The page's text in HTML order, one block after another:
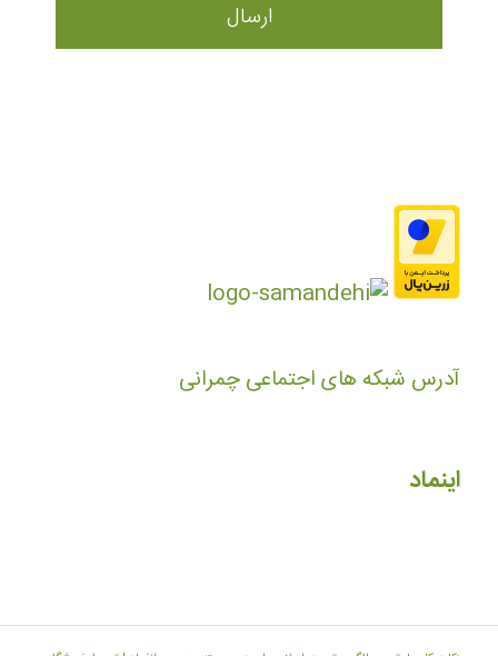
آدرس شبکه های اجتماعی چمرانی
اینماد